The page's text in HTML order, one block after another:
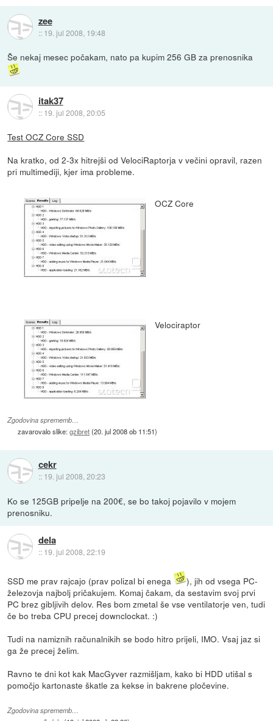
zee
:: 19. jul 2008, 19:48
Še nekaj mesec počakam, nato pa kupim 256 GB za prenosnika
itak37
:: 19. jul 2008, 20:05
Test OCZ Core SSD
Na kratko, od 2-3x hitrejši od VelociRaptorja v večini opravil, razen
pri multimediji, kjer ima probleme.
OCZ Core
Velociraptor
Zgodovina sprememb…
zavarovalo slike:gzibret(20. jul 2008 ob 11:51)
cekr
:: 19. jul 2008, 20:23
Ko se 125GB pripelje na 200€, se bo takoj pojavilo v mojem
prenosniku.
dela
:: 19. jul 2008, 22:19
SSD me prav rajcajo (prav polizal bi enega
), jih od vsega PC-
železovja najbolj pričakujem. Komaj čakam, da sestavim svoj prvi
PC brez gibljivih delov. Res bom zmetal še vse ventilatorje ven, tudi
če bo treba CPU precej downclockat. :)
Tudi na namiznih računalnikih se bodo hitro prijeli, IMO. Vsaj jaz si
ga že precej želim.
Ravno te dni kot kak MacGyver razmišljam, kako bi HDD utišal s
pomočjo kartonaste škatle za kekse in bakrene pločevine.
Zgodovina sprememb…